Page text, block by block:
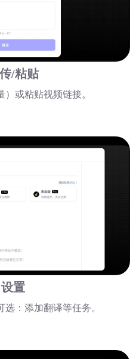
/粘贴
）或粘贴视频链接。
置
：添加翻译等任务。